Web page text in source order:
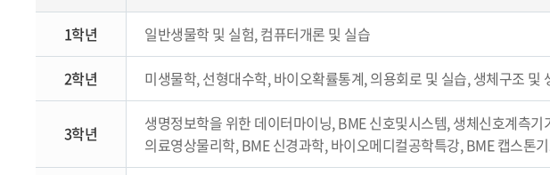
1학년 일반생물학 및 실험, 컴퓨터개론 및 실습
2학년 미생물학, 선형대수학, 바이오확률통계, 의용회로 및 실습, 생체구조
3학년
생명정보학을 위한 데이터마이닝, BME 신호및시스템, 생체신호계측
의료영상물리학, BME 신경과학, 바이오메디컬공학특강, BME 캡스톤